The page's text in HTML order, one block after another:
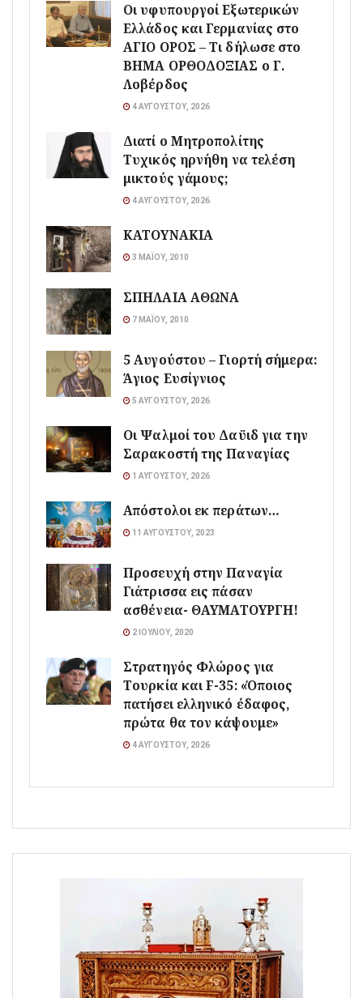
Οι υφυπουργοί Εξωτερικών
Ελλάδος και Γερμανίας στο
ΑΓΙΟ ΟΡΟΣ – Τι δήλωσε στο
ΒΗΜΑ ΟΡΘΟΔΟΞΙΑΣ ο Γ.
Λοβέρδος
4 ΑΥΓΟΎΣΤΟΥ, 2026
Διατί ο Μητροπολίτης
Τυχικός ηρνήθη να τελέση
μικτούς γάμους;
4 ΑΥΓΟΎΣΤΟΥ, 2026
ΚΑΤΟΥΝΑΚΙΑ
3 ΜΑΪ́ΟΥ, 2010
ΣΠΗΛΑΙΑ ΑΘΩΝΑ
7 ΜΑΪ́ΟΥ, 2010
5 Αυγούστου – Γιορτή σήμερα:
Άγιος Ευσίγνιος
5 ΑΥΓΟΎΣΤΟΥ, 2026
Οι Ψαλμοί του Δαϋιδ για την
Σαρακοστή της Παναγίας
1 ΑΥΓΟΎΣΤΟΥ, 2026
Απόστολοι εκ περάτων…
11 ΑΥΓΟΎΣΤΟΥ, 2023
Προσευχή στην Παναγία
Γιάτρισσα εις πάσαν
ασθένεια- ΘΑΥΜΑΤΟΥΡΓΗ!
2 ΙΟΥΛΊΟΥ, 2020
Στρατηγός Φλώρος για
Τουρκία και F-35: «Όποιος
πατήσει ελληνικό έδαφος,
πρώτα θα τον κάψουμε»
4 ΑΥΓΟΎΣΤΟΥ, 2026